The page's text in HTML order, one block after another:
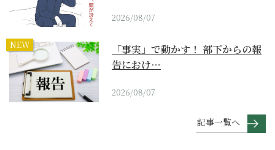
2026/08/07
NEW
「事実」で動かす！ 部下からの報
告におけ…
2026/08/07
記事一覧へ